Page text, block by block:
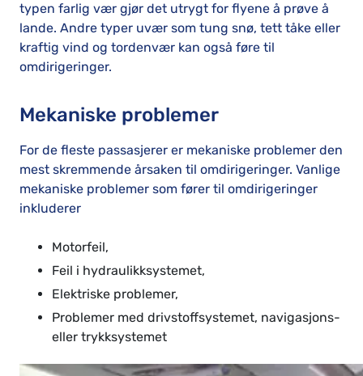
typen farlig vær gjør det utrygt for flyene å prøve å
lande. Andre typer uvær som tung snø, tett tåke eller
kraftig vind og tordenvær kan også føre til
omdirigeringer.
Mekaniske problemer
For de fleste passasjerer er mekaniske problemer den
mest skremmende årsaken til omdirigeringer. Vanlige
mekaniske problemer som fører til omdirigeringer
inkluderer
Motorfeil,
Feil i hydraulikksystemet,
Elektriske problemer,
Problemer med drivstoffsystemet, navigasjons-
eller trykksystemet